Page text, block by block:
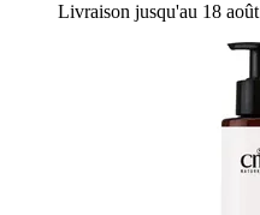
Livraison jusqu'au 18 août